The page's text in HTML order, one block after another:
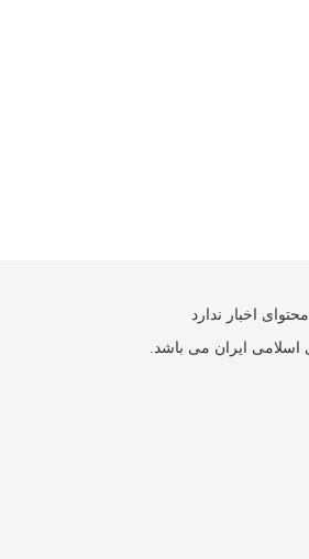
اخبار ندارد
اسلامی ایران می باشد.